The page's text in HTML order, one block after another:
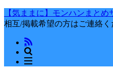
【気ままに】モンハンまとめ
相互/掲載希望の方はご連絡